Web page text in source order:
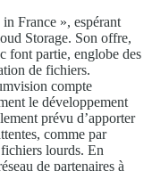
France », espérant
Storage. Son offre,
font partie, englobe des
de fichiers.
compte
le développement
prévu d’apporter
comme par
lourds. En
de partenaires à